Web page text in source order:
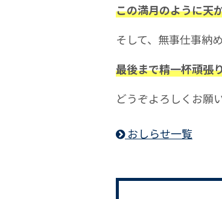
この満月のように天
そして、無事仕事納
最後まで精一杯頑張
どうぞよろしくお願
おしらせ一覧